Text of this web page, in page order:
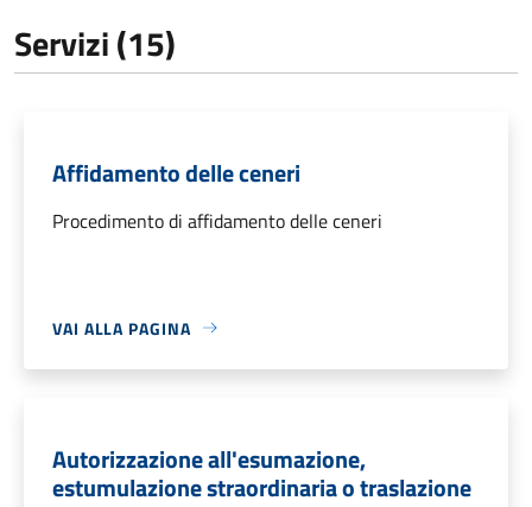
Servizi (15)
Affidamento delle ceneri
Procedimento di affidamento delle ceneri
VAI ALLA PAGINA
Autorizzazione all'esumazione,
estumulazione straordinaria o traslazione